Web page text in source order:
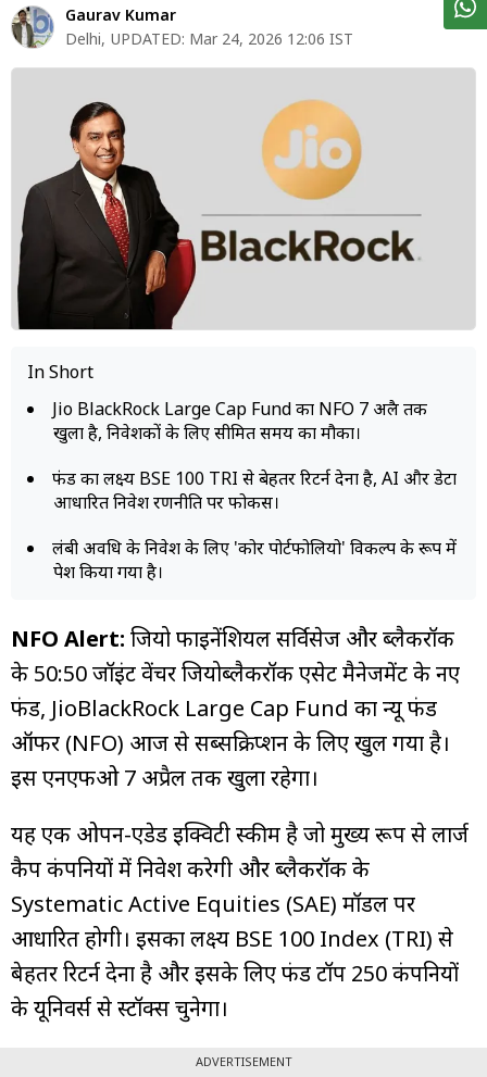
बिजनेस
न्यूज
म्यूचुअल
फंड
Gaurav Kumar
Delhi, UPDATED: Mar 24, 2026 12:06 IST
In Short
Jio BlackRock Large Cap Fund का NFO 7 अप्रैल तक
खुला है, निवेशकों के लिए सीमित समय का मौका।
फंड का लक्ष्य BSE 100 TRI से बेहतर रिटर्न देना है, AI और डेटा
आधारित निवेश रणनीति पर फोकस।
लंबी अवधि के निवेश के लिए 'कोर पोर्टफोलियो' विकल्प के रूप में
पेश किया गया है।
NFO Alert: जियो फाइनेंशियल सर्विसेज और ब्लैकरॉक
के 50:50 जॉइंट वेंचर जियोब्लैकरॉक एसेट मैनेजमेंट के नए
फंड, JioBlackRock Large Cap Fund का न्यू फंड
ऑफर (NFO) आज से सब्सक्रिप्शन के लिए खुल गया है।
इस एनएफओ 7 अप्रैल तक खुला रहेगा।
यह एक ओपन-एंडेड इक्विटी स्कीम है जो मुख्य रूप से लार्ज
कैप कंपनियों में निवेश करेगी और ब्लैकरॉक के
Systematic Active Equities (SAE) मॉडल पर
आधारित होगी। इसका लक्ष्य BSE 100 Index (TRI) से
बेहतर रिटर्न देना है और इसके लिए फंड टॉप 250 कंपनियों
के यूनिवर्स से स्टॉक्स चुनेगा।
ADVERTISEMENT